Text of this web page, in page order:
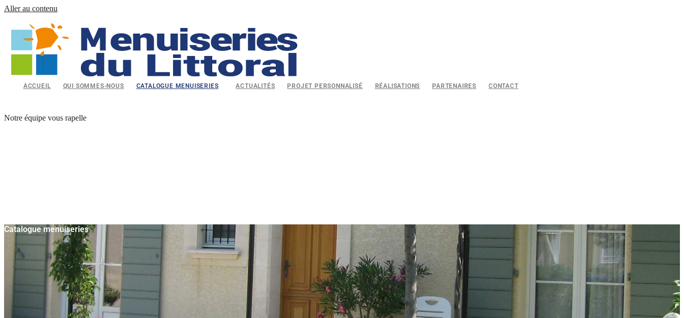
Aller au contenu
ACCUEIL QUI SOMMES-NOUS CATALOGUE MENUISERIES ACTUALITÉS PROJET PERSONNALISÉ RÉALISATIONS PARTENAIRES CONTACT
Notre équipe vous rapelle
Catalogue menuiseries